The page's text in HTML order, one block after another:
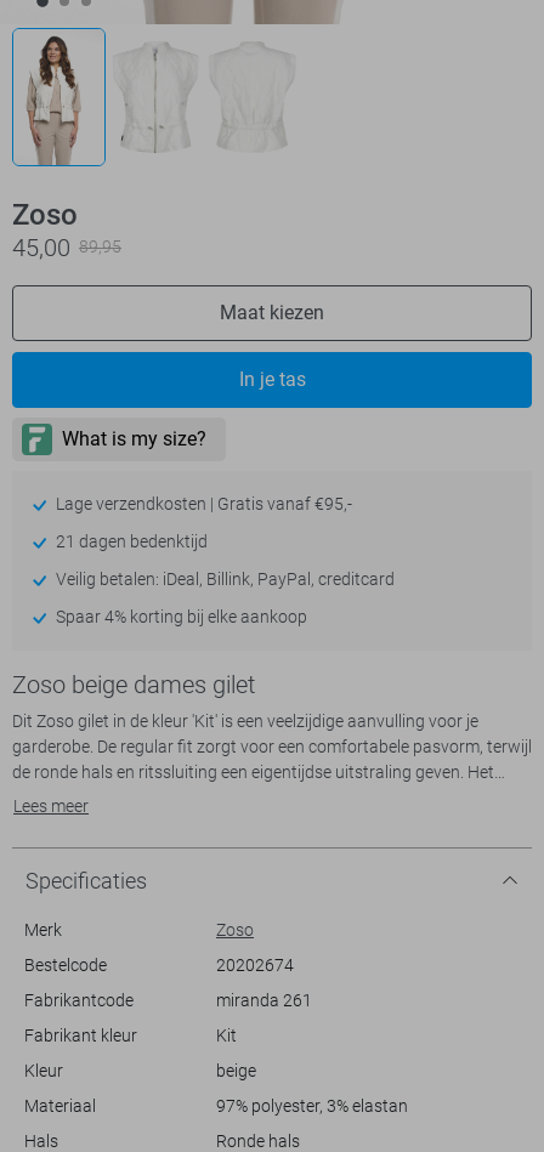
Zoso
45,00 89,95
Maat kiezen
In je tas
Lage verzendkosten | Gratis vanaf €95,-
21 dagen bedenktijd
Veilig betalen: iDeal, Billink, PayPal, creditcard
Spaar 4% korting bij elke aankoop
Zoso beige dames gilet
Dit Zoso gilet in de kleur 'Kit' is een veelzijdige aanvulling voor je
garderobe. De regular fit zorgt voor een comfortabele pasvorm, terwijl
de ronde hals en ritssluiting een eigentijdse uitstraling geven. Het
elegante quiltpatroon voegt textuur toe, waardoor het gilet niet alleen
maken het ideaal voor de lente, wanneer je het makkelijk kan
combineren met zowel een blouse als een casual top.
Dit gilet is ontworpen voor een casual stijl en past perfect bij diverse
wandeling door het park of een informele ontmoeting met vrienden.
Het biedt je de mogelijkheid om snel een modieuze look te creëren
zonder in te boeten op comfort. Met een normale lengte en een lichte,
beetje extra te geven.
Lees meer
Specificaties
Merk
Zoso
Bestelcode
20202674
Fabrikantcode
miranda 261
Fabrikant kleur
Kit
Kleur
beige
Materiaal
97% polyester, 3% elastan
Hals
Ronde hals